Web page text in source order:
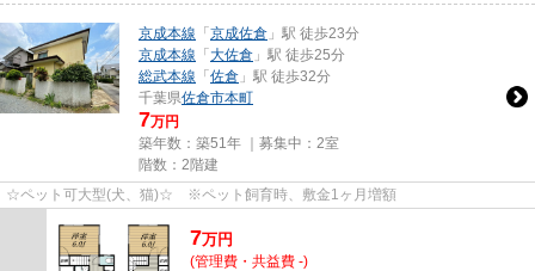
京成本線 「 京成佐倉 」駅 徒歩23分
京成本線 「 大佐倉 」駅 徒歩25分
総武本線 「 佐倉 」駅 徒歩32分
千葉県佐倉市本町
7万円
築年数：築51年 ｜募集中： 2室
階数：2階建
☆ペット可大型(犬、猫)☆ ※ペット飼育時、敷金1ヶ月増額
7万円
(管理費・共益費 -)